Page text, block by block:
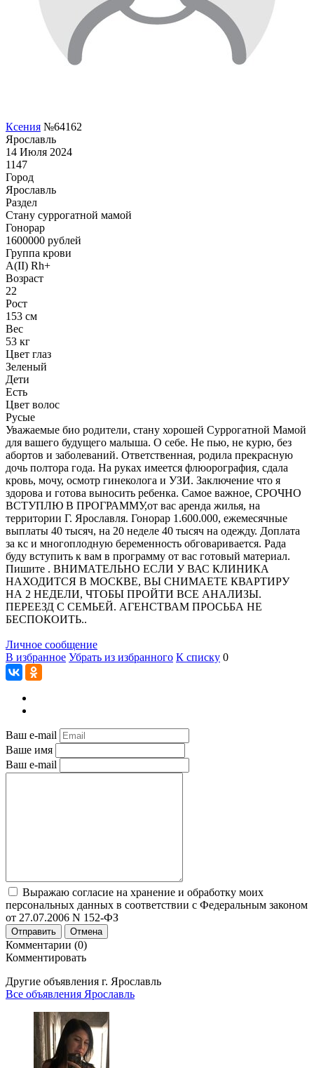
Ксения №64162
Ярославль
14 Июля 2024
1147
Город
Ярославль
Раздел
Cтану суррогатной мамой
Гонoрар
1600000 рублей
Группа крови
A(II) Rh+
Возраст
22
Рост
153 см
Вес
53 кг
Цвет глаз
Зеленый
Дети
Есть
Цвет волос
Русые
Уважаемые био родители, стану хорошей Суррогатной Мамой
для вашего будущего малыша. О себе. Не пью, не курю, без
абортов и заболеваний. Ответственная, родила прекрасную
дочь полтора года. На руках имеется флюорография, сдала
кровь, мочу, осмотр гинеколога и УЗИ. Заключение что я
здорова и готова выносить ребенка. Самое важное, СРОЧНО
ВСТУПЛЮ В ПРОГРАММУ,от вас аренда жилья, на
территории Г. Ярославля. Гонорар 1.600.000, ежемесячные
выплаты 40 тысяч, на 20 неделе 40 тысяч на одежду. Доплата
за кс и многоплодную беременность обговаривается. Рада
буду вступить к вам в программу от вас готовый материал.
Пишите . ВНИМАТЕЛЬНО ЕСЛИ У ВАС КЛИНИКА
НАХОДИТСЯ В МОСКВЕ, ВЫ СНИМАЕТЕ КВАРТИРУ
НА 2 НЕДЕЛИ, ЧТОБЫ ПРОЙТИ ВСЕ АНАЛИЗЫ.
ПЕРЕЕЗД С СЕМЬЕЙ. АГЕНСТВАМ ПРОСЬБА НЕ
БЕСПОКОИТЬ..
Личное сообщение
В избранное Убрать из избранного К списку 0
Ваш e-mail
Ваше имя
Ваш e-mail
Выражаю согласие на хранение и обработку моих
персональных данных в соответствии с Федеральным законом
от 27.07.2006 N 152-ФЗ
Отправить Отмена
Комментарии (0)
Комментировать
Другие объявления г. Ярославль
Все объявления Ярославль